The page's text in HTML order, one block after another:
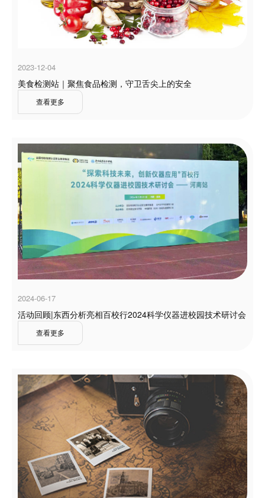
2023-12-04
美食检测站｜聚焦食品检测，守卫舌尖上的安全
查看更多
2024-06-17
活动回顾|东西分析亮相百校行2024科学仪器进校园技术研讨会
查看更多